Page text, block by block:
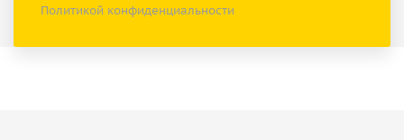
Политикой конфиденциальности